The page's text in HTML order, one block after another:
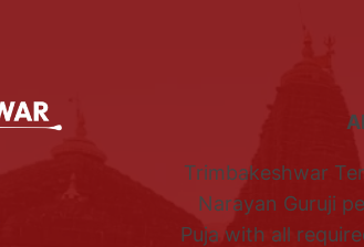
Trimbakeshwar
Narayan Guruji
Puja with all